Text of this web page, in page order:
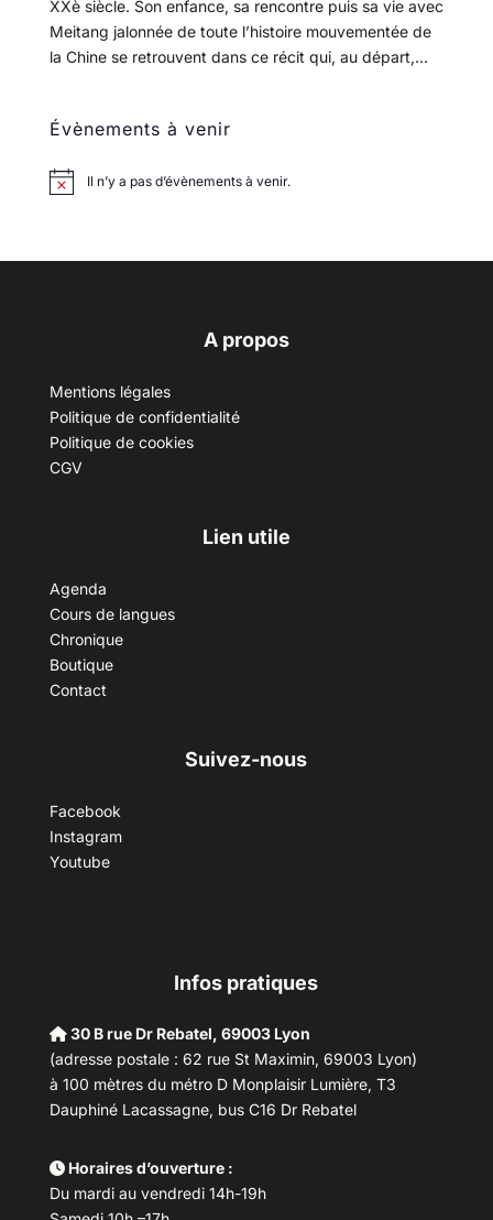
XXè siècle. Son enfance, sa rencontre puis sa vie avec
Meitang jalonnée de toute l’histoire mouvementée de
la Chine se retrouvent dans ce récit qui, au départ,...
Évènements à venir
Il n’y a pas d’évènements à venir.
A propos
Mentions légales
Politique de confidentialité
Politique de cookies
CGV
Lien utile
Agenda
Cours de langues
Chronique
Boutique
Contact
Suivez-nous
Facebook
Instagram
Youtube
Infos pratiques
30 B rue Dr Rebatel, 69003 Lyon
(adresse postale : 62 rue St Maximin, 69003 Lyon)
à 100 mètres du métro D Monplaisir Lumière, T3
Dauphiné Lacassagne, bus C16 Dr Rebatel
Horaires d’ouverture :
Du mardi au vendredi 14h-19h